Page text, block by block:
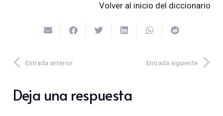
Volver al inicio del diccionario
Entrada anterior Entrada siguiente
Deja una respuesta